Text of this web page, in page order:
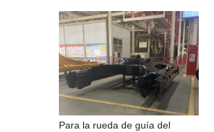
Para la rueda de guía del